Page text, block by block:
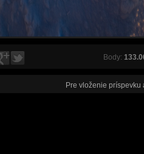
Body:
Pre vloženie